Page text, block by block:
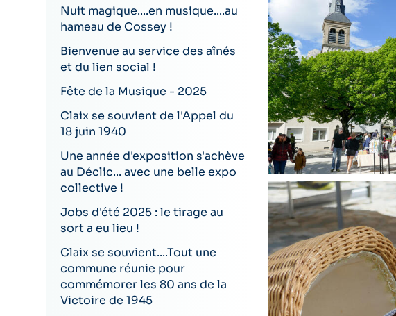
Nuit magique....en musique....au
hameau de Cossey !
Bienvenue au service des aînés
et du lien social !
Fête de la Musique - 2025
Claix se souvient de l'Appel du
18 juin 1940
Une année d'exposition s'achève
au Déclic... avec une belle expo
collective !
Jobs d'été 2025 : le tirage au
sort a eu lieu !
Claix se souvient....Tout une
commune réunie pour
commémorer les 80 ans de la
Victoire de 1945